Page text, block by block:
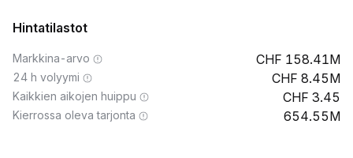
Hintatilastot
Markkina-arvo 158.41M
24 h volyymi 8.45M
Kaikkien aikojen huippu 3.45
Kierrossa oleva tarjonta 654.55M